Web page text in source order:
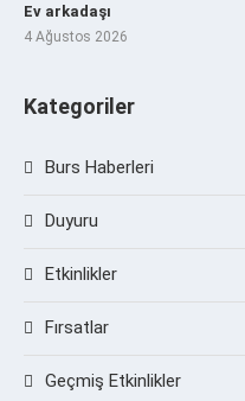
Ev arkadaşı
4 Ağustos 2026
Kategoriler
Burs Haberleri
Duyuru
Etkinlikler
Fırsatlar
Geçmiş Etkinlikler